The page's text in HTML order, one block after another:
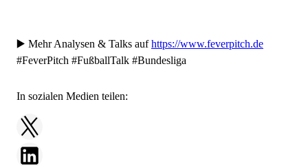
▶️ Mehr Analysen & Talks aufhttps://www.feverpitch.de
#FeverPitch #FußballTalk #Bundesliga
In sozialen Medien teilen: